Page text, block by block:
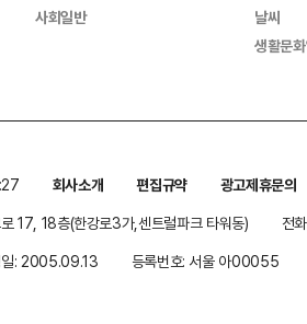
사회일반
날씨
생활문
회사소개 편집규약
광고제휴문의
17, 18층(한강로3가,센트럴파크 타워동)
전
일: 2005.09.13 등록번호: 서울 아00055